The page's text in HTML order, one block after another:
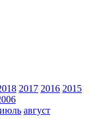
2017 2016 2015
июль август